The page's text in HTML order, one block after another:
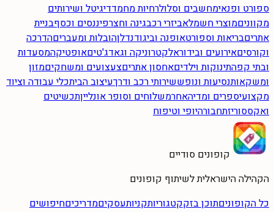
ספורט ופנאימחשבים וסלולרחיות מחמדדיגיטל ושירותים
מקווניםמוצרי חשמלאביזרי רכבגינה וחצרפיננסים וכסףבניית
אתריםבריאות וספורטאופנה וביגודנדלןהובלות ומעבריםהדרכה
וקורסיםאירועים ובידוראלקטרוניקה וגאדג'טיםאופטיקהמסעדות
ובתי קפהתינוקות וילדיםאחסון אתריםצעצועים ומשחקיםמזון
ומשקאותנסיעות ונופששירותי רכב ודרךעיצוב הביתכלי עבודה וציוד
מקצועיספרים ומדיהאחרמשלוחים וסופר אונלייןתכשיטים
ואקססוריזתחבורהיופי וטיפוח
קופונים סודיים
הקהילה הישראלית לשיתוף קופונים
כל הקופוניםתוכן בזקקטגוריותקניותעסקיםמדריכיםחיפושים